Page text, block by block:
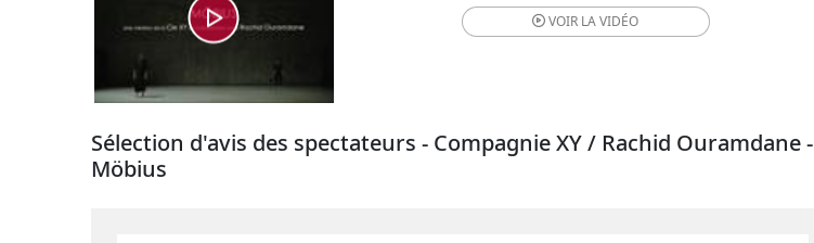
VOIR LAVIDÉO
Sélection d'avis des spectateurs - Compagnie XY / Rachid Ouramdane -
Möbius